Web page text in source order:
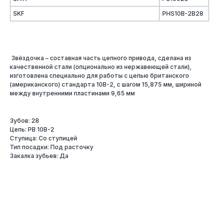
SKF
PHS10B-2B28
Звёздочка – составная часть цепного привода, сделана из
качественной стали (опционально из нержавеющей стали),
изготовлена специально для работы с цепью британского
(американского) стандарта 10B-2, с шагом 15,875 мм, шириной
между внутренними пластинами 9,65 мм
Зубов: 28
Цепь: PB 10B-2
Ступица: Со ступицей
Тип посадки: Под расточку
Закалка зубьев: Да